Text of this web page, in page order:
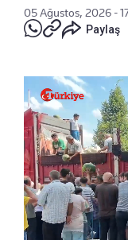
05 Ağustos, 2026 -
Paylaş